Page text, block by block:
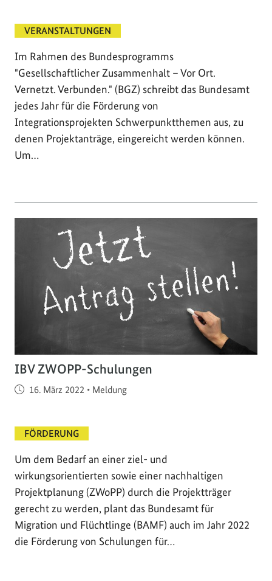
VERANSTALTUNGEN
Im Rahmen des Bundesprogramms
"Gesellschaftlicher Zusammenhalt – Vor Ort.
Vernetzt. Verbunden." (BGZ) schreibt das Bundesamt
jedes Jahr für die Förderung von
Integrationsprojekten Schwerpunktthemen aus, zu
denen Projektanträge, eingereicht werden können.
Um…
IBV ZWOPP-Schulungen
Veröffentlicht am
16. März 2022 • Meldung
FÖRDERUNG
Um dem Bedarf an einer ziel- und
wirkungsorientierten sowie einer nachhaltigen
Projektplanung (ZWoPP) durch die Projektträger
gerecht zu werden, plant das Bundesamt für
Migration und Flüchtlinge (BAMF) auch im Jahr 2022
die Förderung von Schulungen für…